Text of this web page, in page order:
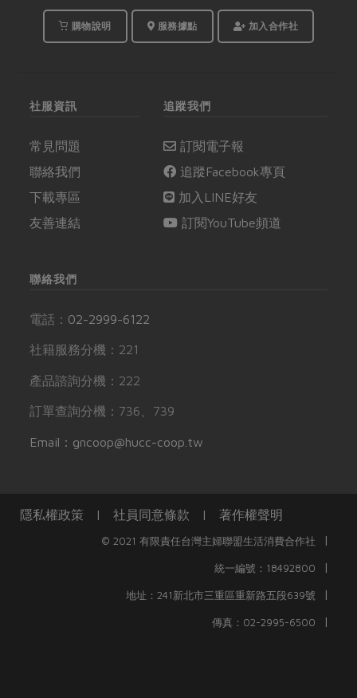
購物說明 服務據點 加入合作社
社服資訊
常見問題
聯絡我們
下載專區
友善連結
追蹤我們
訂閱電子報
追蹤Facebook專頁
加入LINE好友
訂閱YouTube頻道
聯絡我們
電話： 02-2999-6122
社籍服務分機：221
產品諮詢分機：222
訂單查詢分機：736、739
Email：gncoop@hucc-coop.tw
隱私權政策 | 社員同意條款 | 著作權聲明
© 2021 有限責任台灣主婦聯盟生活消費合作社 |
統一編號：18492800 |
地址：241新北市三重區重新路五段639號 |
傳真：02-2995-6500 |